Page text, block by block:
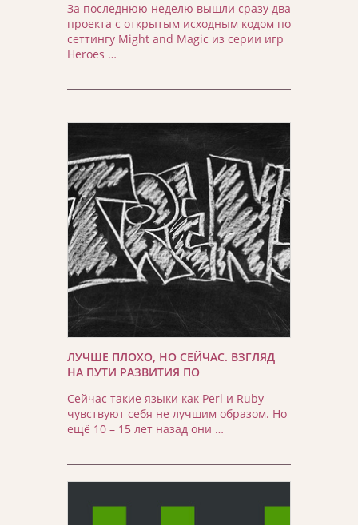
За последнюю неделю вышли сразу два
проекта с открытым исходным кодом по
сеттингу Might and Magic из серии игр
Heroes …
ЛУЧШЕ ПЛОХО, НО СЕЙЧАС. ВЗГЛЯД
НА ПУТИ РАЗВИТИЯ ПО
Сейчас такие языки как Perl и Ruby
чувствуют себя не лучшим образом. Но
ещё 10 – 15 лет назад они …